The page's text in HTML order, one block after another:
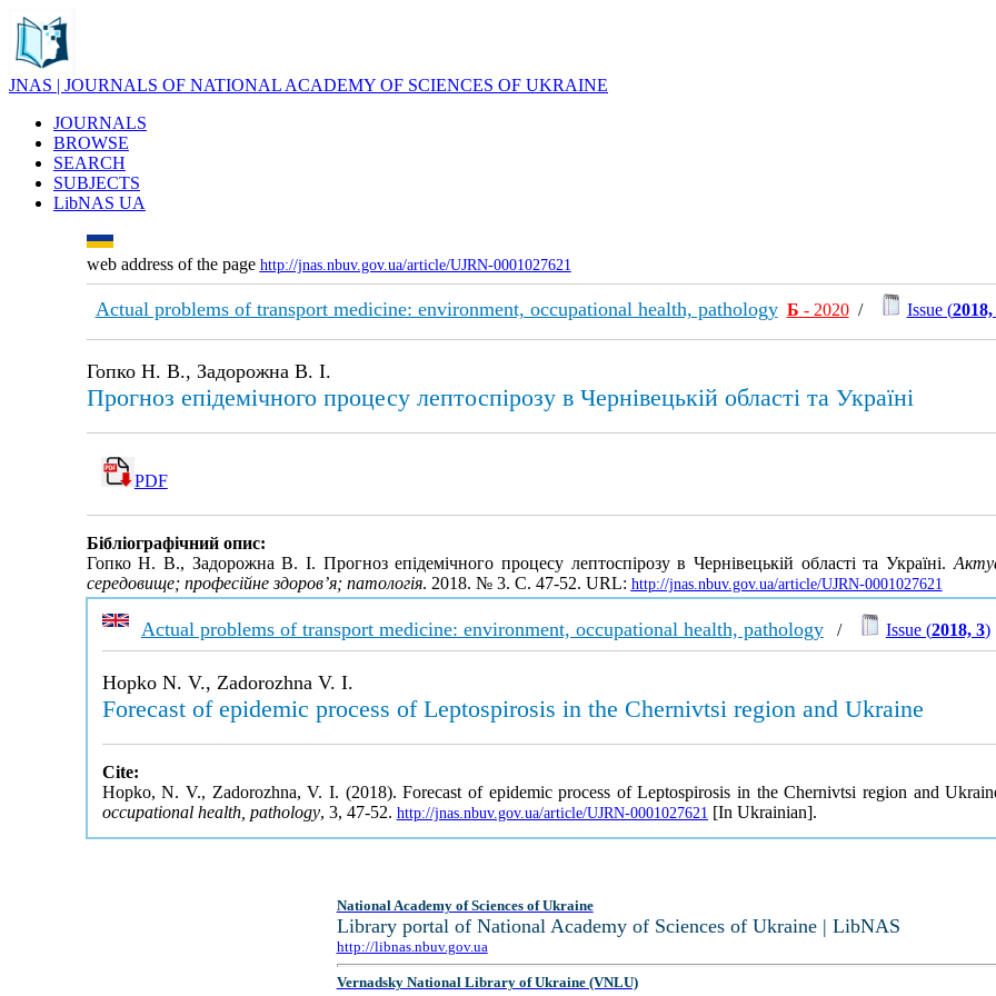
JNAS | JOURNALS OF NATIONAL ACADEMY OF SCIENCES OF UKRAINE
JOURNALS
BROWSE
SEARCH
SUBJECTS
LibNAS UA
web address of the page http://jnas.nbuv.gov.ua/article/UJRN-0001027621
Actual problems of transport medicine: environment, occupational health, pathology Б - 2020/ Issue (
Гопко Н. В., Задорожна В. І.
Прогноз епідемічного процесу лептоспірозу в Чернівецькій області та Україні
PDF
Бібліографічний опис:
Гопко Н. В., Задорожна В. І. Прогноз епідемічного процесу лептоспірозу в Чернівецькій області та Україні.
середовище; професійне здоров’я; патологія. 2018. № 3. С. 47-52. URL: http://jnas.nbuv.gov.ua/article/UJRN-0001027621
Actual problems of transport medicine: environment, occupational health, pathology/ Issue (2018, 3)
Hopko N. V., Zadorozhna V. I.
Forecast of epidemic process of Leptospirosis in the Chernivtsi region and Ukraine
Cite:
Hopko, N. V., Zadorozhna, V. I. (2018). Forecast of epidemic process of Leptospirosis in the Chernivtsi region and
occupational health, pathology, 3, 47-52. http://jnas.nbuv.gov.ua/article/UJRN-0001027621 [In Ukrainian].
National Academy of Sciences of Ukraine
Library portal of National Academy of Sciences of Ukraine | LibNAS
http://libnas.nbuv.gov.ua
Vernadsky National Library of Ukraine (VNLU)